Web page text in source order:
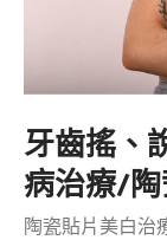
牙齒搖、
病治療/
陶瓷貼片美白治